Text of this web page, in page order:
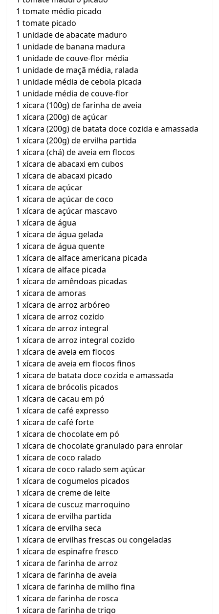
1 tomate médio picado
1 tomate picado
1 unidade de abacate maduro
1 unidade de banana madura
1 unidade de couve-flor média
1 unidade de maçã média, ralada
1 unidade média de cebola picada
1 unidade média de couve-flor
1 xícara (100g) de farinha de aveia
1 xícara (200g) de açúcar
1 xícara (200g) de batata doce cozida e amassada
1 xícara (200g) de ervilha partida
1 xícara (chá) de aveia em flocos
1 xícara de abacaxi em cubos
1 xícara de abacaxi picado
1 xícara de açúcar
1 xícara de açúcar de coco
1 xícara de açúcar mascavo
1 xícara de água
1 xícara de água gelada
1 xícara de água quente
1 xícara de alface americana picada
1 xícara de alface picada
1 xícara de amêndoas picadas
1 xícara de amoras
1 xícara de arroz arbóreo
1 xícara de arroz cozido
1 xícara de arroz integral
1 xícara de arroz integral cozido
1 xícara de aveia em flocos
1 xícara de aveia em flocos finos
1 xícara de batata doce cozida e amassada
1 xícara de brócolis picados
1 xícara de cacau em pó
1 xícara de café expresso
1 xícara de café forte
1 xícara de chocolate em pó
1 xícara de chocolate granulado para enrolar
1 xícara de coco ralado
1 xícara de coco ralado sem açúcar
1 xícara de cogumelos picados
1 xícara de creme de leite
1 xícara de cuscuz marroquino
1 xícara de ervilha partida
1 xícara de ervilha seca
1 xícara de ervilhas frescas ou congeladas
1 xícara de espinafre fresco
1 xícara de farinha de arroz
1 xícara de farinha de aveia
1 xícara de farinha de milho fina
1 xícara de farinha de rosca
1 xícara de farinha de trigo